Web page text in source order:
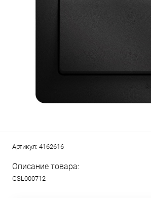
Артикул: 4162616
Описание товара:
GSL000712